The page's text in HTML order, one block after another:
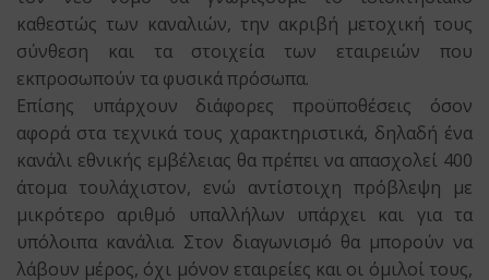
καθεστώς των καναλιών, την ακριβή μετοχική τους
σύνθεση και τα στοιχεία των εταιρειών που
εκπροσωπούν τα φυσικά πρόσωπα.
Επίσης υπάρχουν διάφορες προϋποθέσεις όσον
αφορά στα τεχνικά τους χαρακτηριστικά, δηλαδή ένα
κανάλι εθνικής εμβέλειας θα πρέπει να απασχολεί 400
άτομα τουλάχιστον, ενώ αντίστοιχη πρόβλεψη με
μικρότερο αριθμό υπαλλήλων υπάρχει και για τα
υπόλοιπα κανάλια. Στον διαγωνισμό θα μπορούν να
λάβουν μέρος, όχι μόνον εταιρείες και οι όμιλοί τους,